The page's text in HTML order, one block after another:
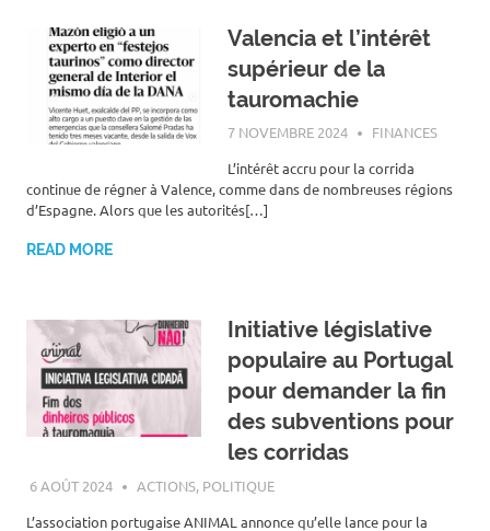
Valencia et l’intérêt
supérieur de la
tauromachie
7 NOVEMBRE 2024 ROGER LAHANA
FINANCES
L’intérêt accru pour la corrida
continue de régner à Valence, comme dans de nombreuses régions
d’Espagne. Alors que les autorités[…]
READ MORE
Initiative législative
populaire au Portugal
pour demander la fin
des subventions pour
les corridas
6 AOÛT 2024 ROGER LAHANA
ACTIONS, POLITIQUE
L’association portugaise ANIMAL annonce qu’elle lance pour la